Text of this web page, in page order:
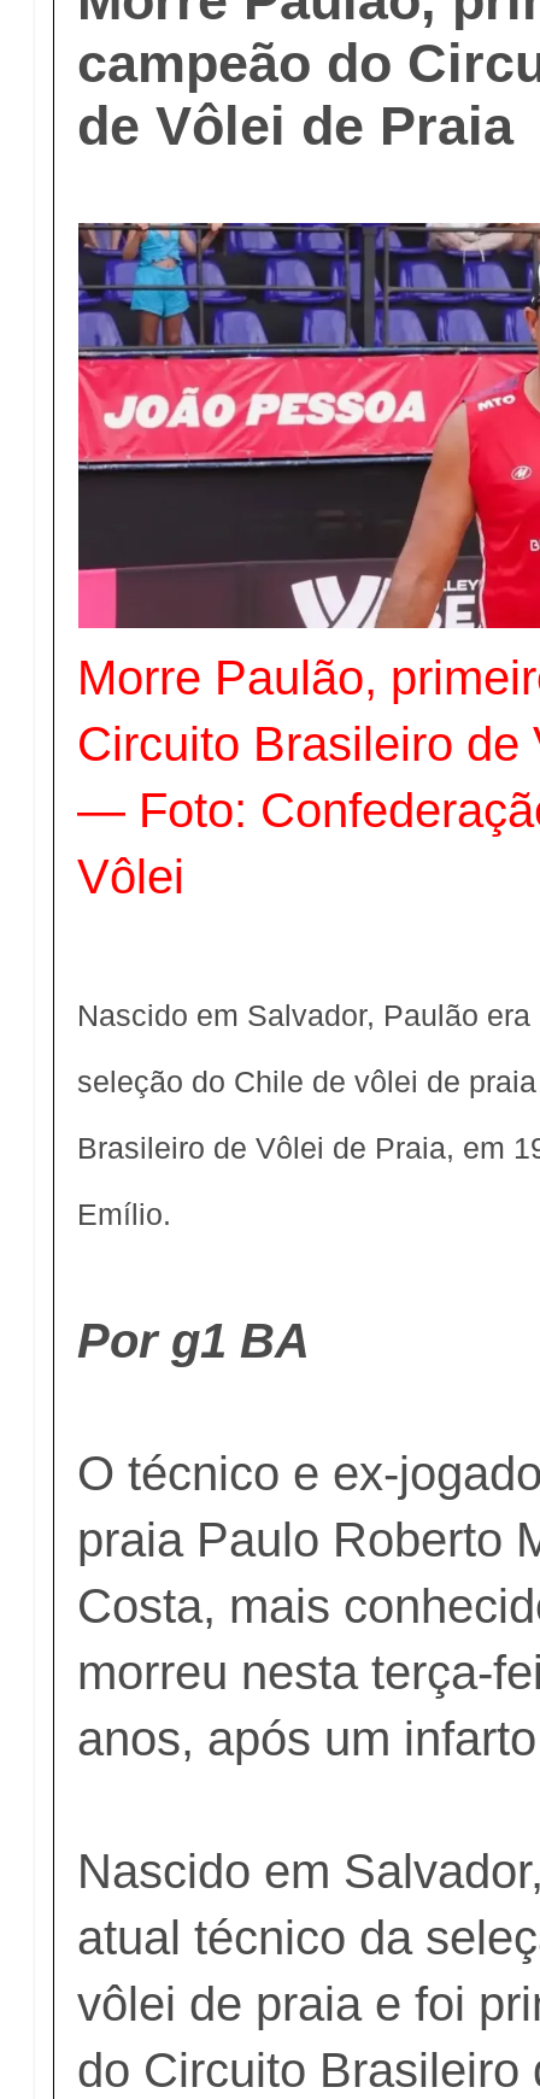
campeão do
de Vôlei de Praia
Morre Paulão,
Circuito Brasileiro de
— Foto:
Vôlei
Nascido em Salvador, Paulão
seleção do Chile de vôlei de
Brasileiro de Vôlei de Praia, em
Emílio.
Por g1 BA
O técnico e ex-
praia Paulo Roberto
Costa, mais
morreu nesta terça-
anos, após um
Nascido em
atual técnico da
vôlei de praia e foi
do Circuito Brasileiro